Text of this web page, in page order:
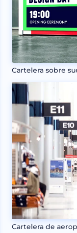
Cartelera sobre
Cartelera de